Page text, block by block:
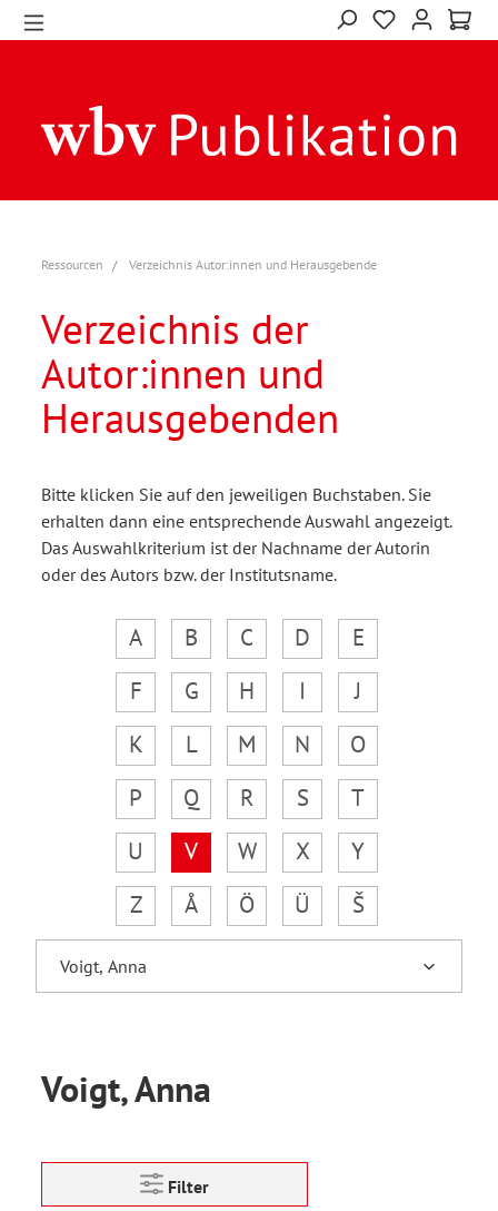
Ressourcen Verzeichnis Autor:innen und Herausgebende
Verzeichnis der
Autor:innen und
Herausgebenden
Bitte klicken Sie auf den jeweiligen Buchstaben. Sie
erhalten dann eine entsprechende Auswahl angezeigt.
Das Auswahlkriterium ist der Nachname der Autorin
oder des Autors bzw. der Institutsname.
A B C D
E
F
G H I
J
K
L M N
O
P
Q R S
T
U
V W X
Y
Z
Å Ö Ü Š
Voigt, Anna
Filter